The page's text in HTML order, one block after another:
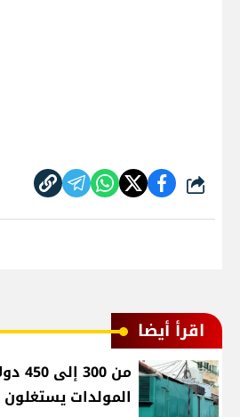
شارك
اقرأ أيضا
من
المولدات